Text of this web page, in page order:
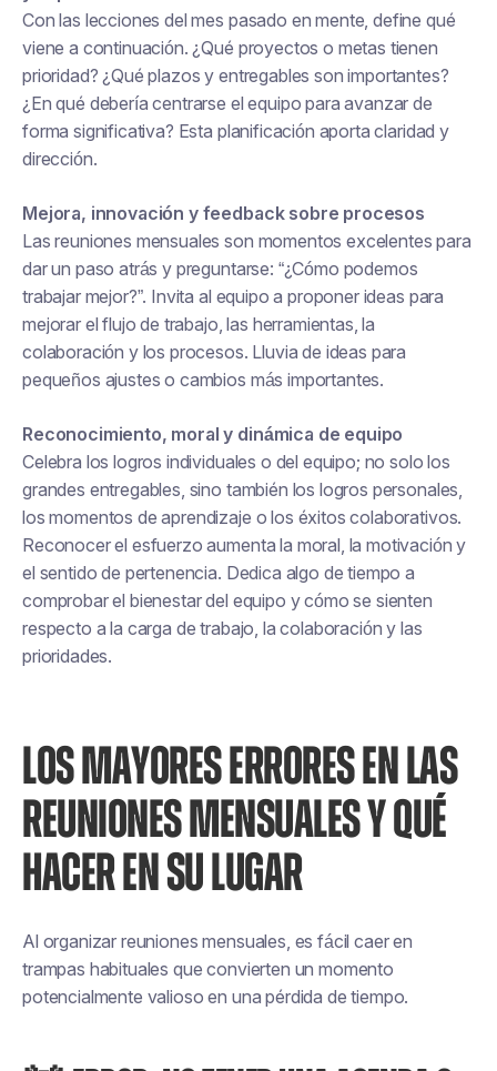
Con las lecciones del mes pasado en mente, define qué
viene a continuación. ¿Qué proyectos o metas tienen
prioridad? ¿Qué plazos y entregables son importantes?
¿En qué debería centrarse el equipo para avanzar de
forma significativa? Esta planificación aporta claridad y
dirección.
Mejora, innovación y feedback sobre procesos
Las reuniones mensuales son momentos excelentes para
dar un paso atrás y preguntarse: “¿Cómo podemos
trabajar mejor?”. Invita al equipo a proponer ideas para
mejorar el flujo de trabajo, las herramientas, la
colaboración y los procesos. Lluvia de ideas para
pequeños ajustes o cambios más importantes.
Reconocimiento, moral y dinámica de equipo
Celebra los logros individuales o del equipo; no solo los
grandes entregables, sino también los logros personales,
los momentos de aprendizaje o los éxitos colaborativos.
Reconocer el esfuerzo aumenta la moral, la motivación y
el sentido de pertenencia. Dedica algo de tiempo a
comprobar el bienestar del equipo y cómo se sienten
respecto a la carga de trabajo, la colaboración y las
prioridades.
LOS MAYORES ERRORES EN LAS
REUNIONES MENSUALES Y QUÉ
HACER EN SU LUGAR
Al organizar reuniones mensuales, es fácil caer en
trampas habituales que convierten un momento
potencialmente valioso en una pérdida de tiempo.